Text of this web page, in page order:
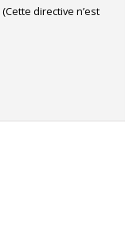
(Cette directive n’est